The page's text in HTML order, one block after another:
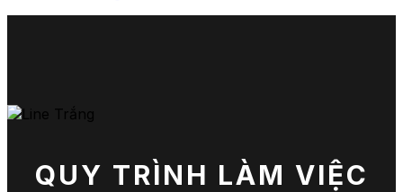
QUY TRÌNH LÀM VIỆC